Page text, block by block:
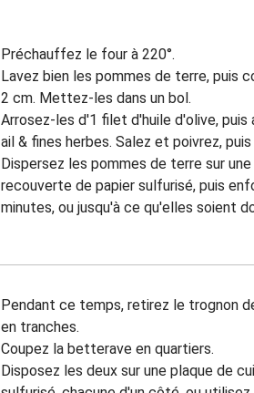
Préchauffez le four à 220°.
Lavez bien les pommes de terre, puis
2 cm. Mettez-les dans un bol.
Arrosez-les d'1 filet d'huile d'olive, puis
ail & fines herbes. Salez et poivrez,
Dispersez les pommes de terre sur
recouverte de papier sulfurisé, puis
minutes, ou jusqu'à ce qu'elles soient
Pendant ce temps, retirez le trognon
en tranches.
Coupez la betterave en quartiers.
Disposez les deux sur une plaque de